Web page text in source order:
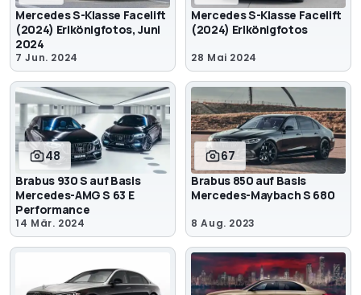
Mercedes S-Klasse Facelift
(2024) Erlkönigfotos, Juni
2024
7 Jun. 2024
Mercedes S-Klasse Facelift
(2024) Erlkönigfotos
28 Mai 2024
48
Brabus 930 S auf Basis
Mercedes-AMG S 63 E
Performance
14 Mär. 2024
67
Brabus 850 auf Basis
Mercedes-Maybach S 680
8 Aug. 2023